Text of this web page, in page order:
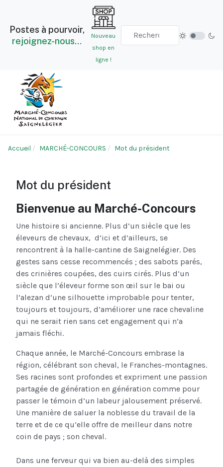
Postes à pourvoir,
rejoignez-nous…
Nouveau
shop en
ligne !
Accueil MARCHÉ-CONCOURS Mot du président
Mot du président
Bienvenue au Marché-Concours
Une histoire si ancienne. Plus d’un siècle que les
éleveurs de chevaux, d’ici et d’ailleurs, se
rencontrent à la halle-cantine de Saignelégier. Des
gestes sans cesse recommencés ; des sabots parés,
des crinières coupées, des cuirs cirés. Plus d’un
siècle que l’éleveur forme son œil sur le bai ou
l’alezan d’une silhouette improbable pour tenter,
toujours et toujours, d’améliorer une race chevaline
qui ne serait rien sans cet engagement qui n’a
jamais fléchi.
Chaque année, le Marché-Concours embrase la
région, célébrant son cheval, le Franches-montagnes.
Ses racines sont profondes et expriment une passion
partagée de génération en génération comme pour
passer le témoin d’un labeur jalousement préservé.
Une manière de saluer la noblesse du travail de la
terre et de ce qu’elle offre de meilleur dans notre
coin de pays ; son cheval.
Dans une ferveur qui va bien au-delà des simples